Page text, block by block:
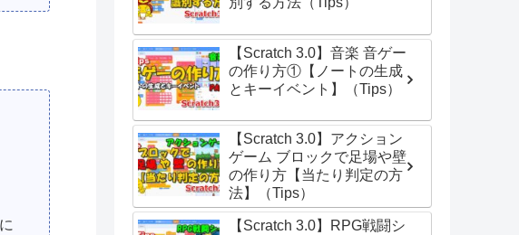
【Scratch 3.0】音楽 音ゲー
の作り方①【ノートの生成
とキーイベント】（Tips）
【Scratch 3.0】アクション
ゲーム ブロックで足場や壁
の作り方【当たり判定の方
法】（Tips）
【Scratch 3.0】RPG戦闘シ